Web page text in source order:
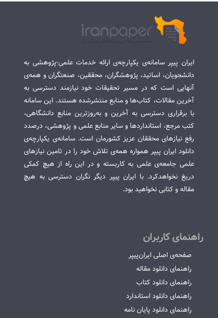
ایران پیپر سامانه‌ی یکپارچه‌ی ارائه خدمات علمی-پژوهشی به
دانشجویان، اساتید، پژوهشگران، محققین، صنعتگران و همه‌ی
آنهایی است که در مسیر تحقیقات خود نیازمند دسترسی به
آخرین مقالات، کتاب‌ها و منابع منتشرشده هستند. این سامانه
با برقراری دسترسی به آخرین و به‌روزترین منابع دانشگاهی،
کتب مرجع، استانداردها و سایر منابع علمی و پژوهشی، درصدد
رفع نیازهای محققان عزیز کشورمان است. سامانه‌ی یکپارچه‌ی
دانلود ایران پیپر همواره همه‌ی تلاش خود را در تامین نیازهای
علمی جامعه‌ی علمی به کاربسته و در این راه از هیچ کمکی
دریغ نخواهدکرد. با ایران پیپر دیگر نگران دسترسی به هیچ
مقاله و کتابی نخواهید بود.
راهنمای کاربران
صفحه‌ی اصلی ایران‌پیپر
راهنمای دانلود مقاله
راهنمای دانلود کتاب
راهنمای دانلود استاندارد
راهنمای دانلود پایان نامه